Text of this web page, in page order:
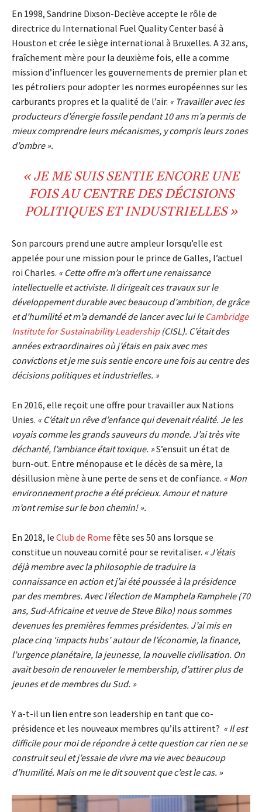
En 1998, Sandrine Dixson-Declève accepte le rôle de
directrice du International Fuel Quality Center basé à
Houston et crée le siège international à Bruxelles. A 32 ans,
fraîchement mère pour la deuxième fois, elle a comme
mission d’influencer les gouvernements de premier plan et
les pétroliers pour adopter les normes européennes sur les
carburants propres et la qualité de l’air. « Travailler avec les
producteurs d’énergie fossile pendant 10 ans m’a permis de
mieux comprendre leurs mécanismes, y compris leurs zones
d’ombre ».
« JE ME SUIS SENTIE ENCORE UNE
FOIS AUCENTREDESDÉCISIONS
POLITIQUES ET INDUSTRIELLES »
Son parcours prend une autre ampleur lorsqu’elle est
appelée pour une mission pour le prince de Galles, l’actuel
roi Charles. « Cette offre m’a offert une renaissance
intellectuelle et activiste. Il dirigeait ces travaux sur le
développement durable avec beaucoup d’ambition, de grâce
et d’humilité et m’a demandé de lancer avec lui le Cambridge
Institute for Sustainability Leadership(CISL). C’était des
années extraordinaires où j’étais en paix avec mes
convictions et je me suis sentie encore une fois au centre des
décisions politiques et industrielles. »
En 2016, elle reçoit une offre pour travailler aux Nations
Unies. « C’était un rêve d’enfance qui devenait réalité. Je les
voyais comme les grands sauveurs du monde. J’ai très vite
déchanté, l’ambiance était toxique. »S’ensuit un état de
burn-out. Entre ménopause et le décès de sa mère, la
désillusion mène à une perte de sens et de confiance. « Mon
environnement proche a été précieux. Amour et nature
m’ont remise sur le bon chemin! ».
En 2018, le Club de Rome fête ses 50 ans lorsque se
constitue un nouveau comité pour se revitaliser. « J’étais
déjà membre avec la philosophie de traduire la
connaissance en action et j’ai été poussée à la présidence
par des membres. Avec l’élection de Mamphela Ramphele (70
ans, Sud-Africaine et veuve de Steve Biko) nous sommes
devenues les premières femmes présidentes. J’ai mis en
place cinq ‘impacts hubs’ autour de l’économie, la finance,
l’urgence planétaire, la jeunesse, la nouvelle civilisation. On
avait besoin de renouveler le membership, d’attirer plus de
jeunes et de membres du Sud. »
Y a-t-il un lien entre son leadership en tant que co-
présidence et les nouveaux membres qu’ils attirent? « Il est
difficile pour moi de répondre à cette question car rien ne se
construit seul et j’essaie de vivre ma vie avec beaucoup
d’humilité. Mais on me le dit souvent que c’est le cas. »